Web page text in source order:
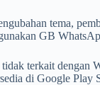
tema,
GB
terkait dengan
di Google Play